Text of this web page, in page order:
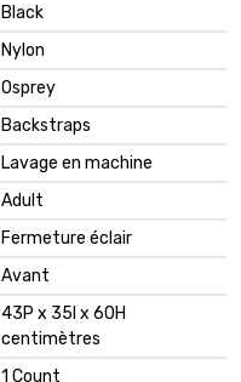
Black
Nylon
Osprey
Backstraps
Lavage en machine
Adult
Fermeture éclair
Avant
43P x 35l x 60H
centimètres
1 Count